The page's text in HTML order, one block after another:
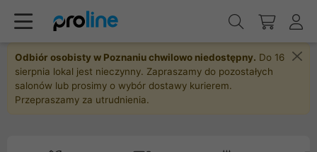
Odbiór osobisty w Poznaniu chwilowo niedostępny. Do 16
sierpnia lokal jest nieczynny. Zapraszamy do pozostałych
salonów lub prosimy o wybór dostawy kurierem.
Przepraszamy za utrudnienia.